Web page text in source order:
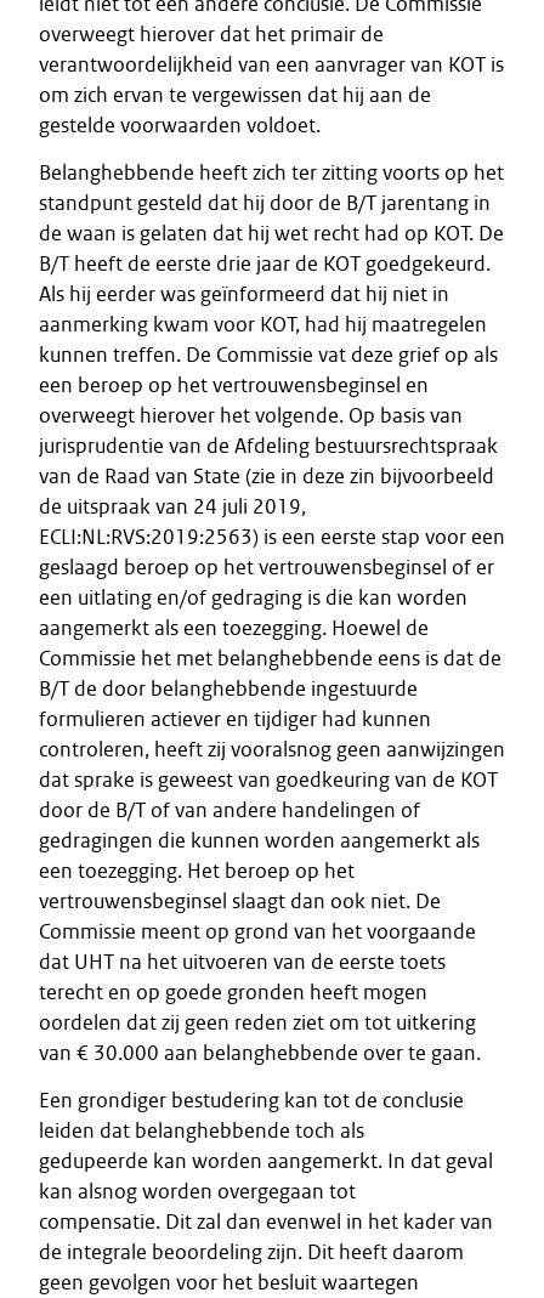
overweegt hierover dat het primair de
verantwoordelijkheid van een aanvrager van KOT is
om zich ervan te vergewissen dat hij aan de
gestelde voorwaarden voldoet.
Belanghebbende heeft zich ter zitting voorts op het
standpunt gesteld dat hij door de B/T jarentang in
de waan is gelaten dat hij wet recht had op KOT. De
B/T heeft de eerste drie jaar de KOT goedgekeurd.
Als hij eerder was geïnformeerd dat hij niet in
aanmerking kwam voor KOT, had hij maatregelen
kunnen treffen. De Commissie vat deze grief op als
een beroep op het vertrouwensbeginsel en
overweegt hierover het volgende. Op basis van
jurisprudentie van de Afdeling bestuursrechtspraak
van de Raad van State (zie in deze zin bijvoorbeeld
de uitspraak van 24 juli 2019,
ECLI:NL:RVS:2019:2563) is een eerste stap voor een
geslaagd beroep op het vertrouwensbeginsel of er
een uitlating en/of gedraging is die kan worden
aangemerkt als een toezegging. Hoewel de
Commissie het met belanghebbende eens is dat de
B/T de door belanghebbende ingestuurde
formulieren actiever en tijdiger had kunnen
controleren, heeft zij vooralsnog geen aanwijzingen
dat sprake is geweest van goedkeuring van de KOT
door de B/T of van andere handelingen of
gedragingen die kunnen worden aangemerkt als
een toezegging. Het beroep op het
vertrouwensbeginsel slaagt dan ook niet. De
Commissie meent op grond van het voorgaande
dat UHT na het uitvoeren van de eerste toets
terecht en op goede gronden heeft mogen
oordelen dat zij geen reden ziet om tot uitkering
van € 30.000 aan belanghebbende over te gaan.
Een grondiger bestudering kan tot de conclusie
leiden dat belanghebbende toch als
gedupeerde kan worden aangemerkt. In dat geval
kan alsnog worden overgegaan tot
compensatie. Dit zal dan evenwel in het kader van
de integrale beoordeling zijn. Dit heeft daarom
geen gevolgen voor het besluit waartegen